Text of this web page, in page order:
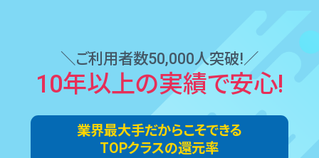
＼ご利⽤者数50,000⼈突破!／
10年以上の実績で安⼼!
業界最⼤⼿だからこそできる
TOPクラスの還元率